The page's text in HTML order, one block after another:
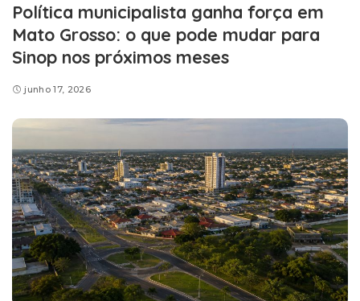
Política municipalista ganha força em
Mato Grosso: o que pode mudar para
Sinop nos próximos meses
junho 17, 2026